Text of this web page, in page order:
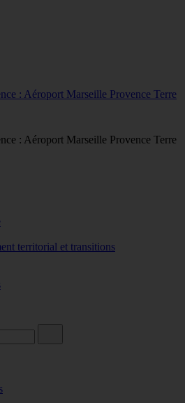
territorial et transitions